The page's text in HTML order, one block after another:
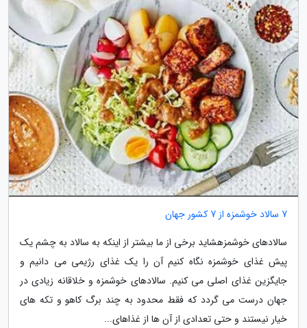
7 سالاد خوشمزه از 7 کشور جهان
سالادهای خوشمزهشاید برخی از ما بیشتر از اینکه به سالاد به چشم یک
پیش غذای خوشمزه نگاه کنیم آن را یک غذای رژیمی می دانیم و
جایگزین غذای اصلی می کنیم. سالادهای خوشمزه و خلاقانه زیادی در
جهان درست می گردد که فقط محدود به چند برگ کاهو و تکه های
خیار نیستند و حتی تعدادی از آن ها از غذاهای...